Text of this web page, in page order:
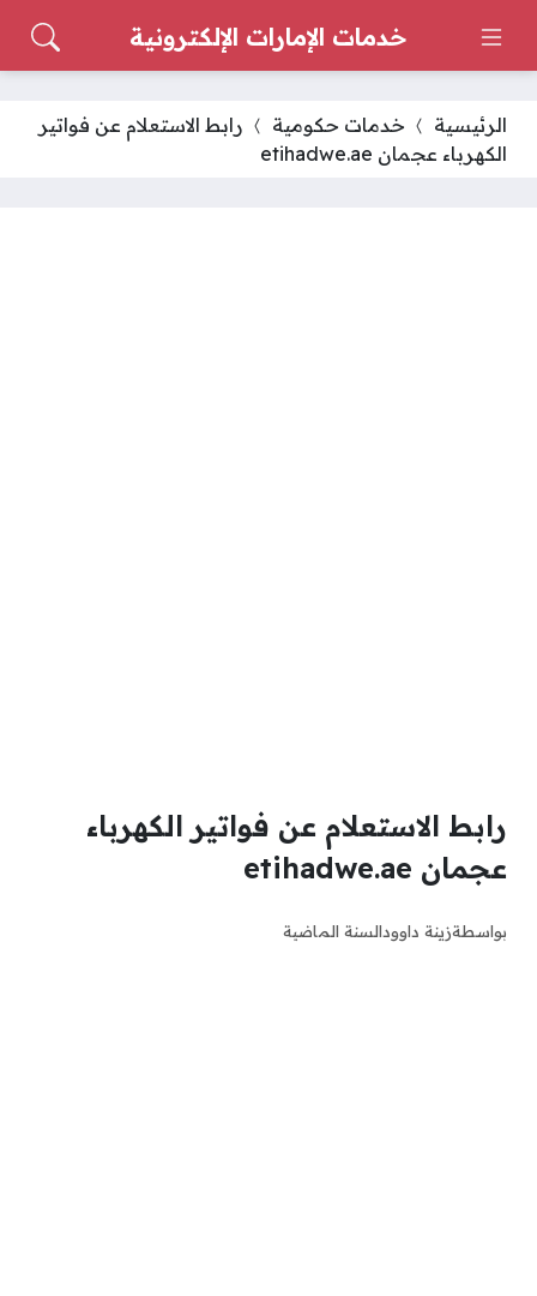
خدمات الإمارات الإلكترونية
الرئيسية خدمات حكومية
رابط الاستعلام عن فواتير
الكهرباء عجمان etihadwe.ae
رابط الاستعلام عن فواتير الكهرباء
عجمان etihadwe.ae
بواسطةزينة داوودالسنة الماضية